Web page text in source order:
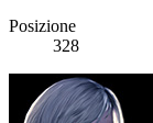
Posizione
328